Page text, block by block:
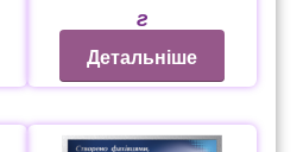
г
18грн
Детальніше